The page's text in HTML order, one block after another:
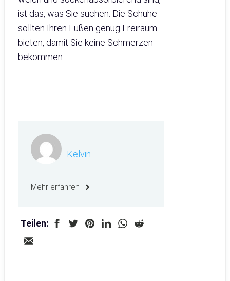
ist das, was Sie suchen. Die Schuhe
sollten Ihren Füßen genug Freiraum
bieten, damit Sie keine Schmerzen
bekommen.
Kelvin
Mehr erfahren
Teilen: